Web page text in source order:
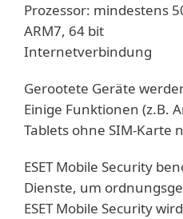
Prozessor: mindestens
ARM7, 64 bit
Internetverbindung
Gerootete Geräte
Einige Funktionen (z.B.
Tablets ohne SIM-Karte
ESET Mobile Security
Dienste, um
ESET Mobile Security